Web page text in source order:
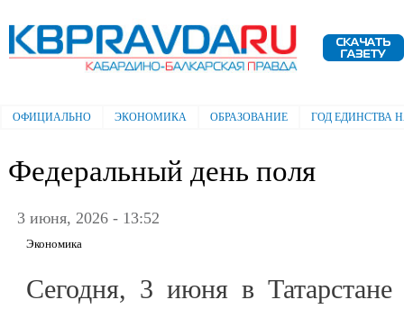
Электронная газета "Кабардино-
Балкарская правда"
Главное меню
ОФИЦИАЛЬНО ЭКОНОМИКА ОБРАЗОВАНИЕ ГОД ЕДИНСТВА
Федеральный день поля
3 июня, 2026 - 13:52
Экономика
Сегодня, 3 июня в